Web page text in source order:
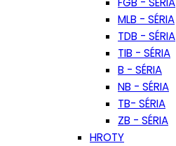
MLB - SÉRIA
TDB - SÉRIA
TIB - SÉRIA
B - SÉRIA
NB - SÉRIA
TB- SÉRIA
ZB - SÉRIA
HROTY